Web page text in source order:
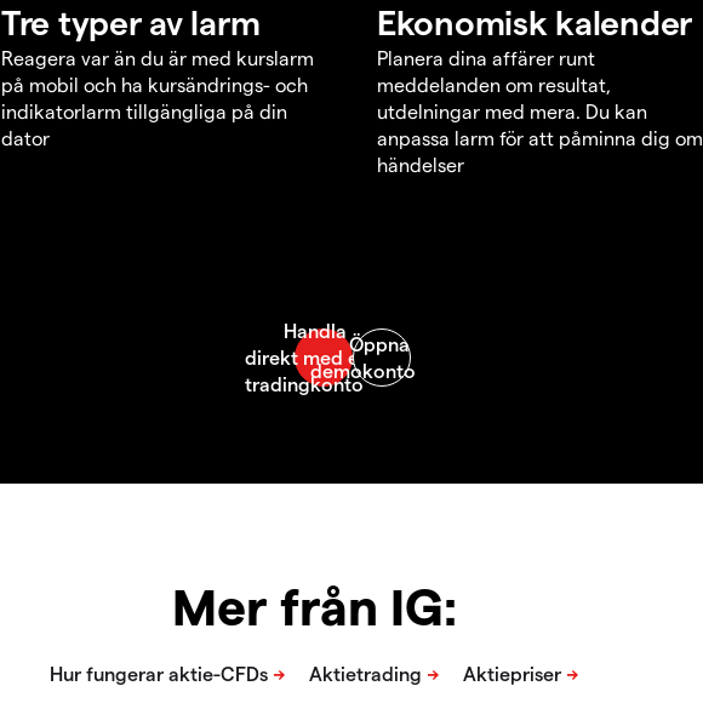
Tre typer av larm
Reagera var än du är med kurslarm
på mobil och ha kursändrings- och
indikatorlarm tillgängliga på din
dator
Ekonomisk kalender
Planera dina affärer runt
meddelanden om resultat,
utdelningar med mera. Du kan
anpassa larm för att påminna dig om
händelser
Mer från IG: